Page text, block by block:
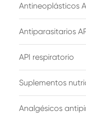
Antineoplásticos
Antiparasitarios
API respiratorio
Suplementos
Analgésicos